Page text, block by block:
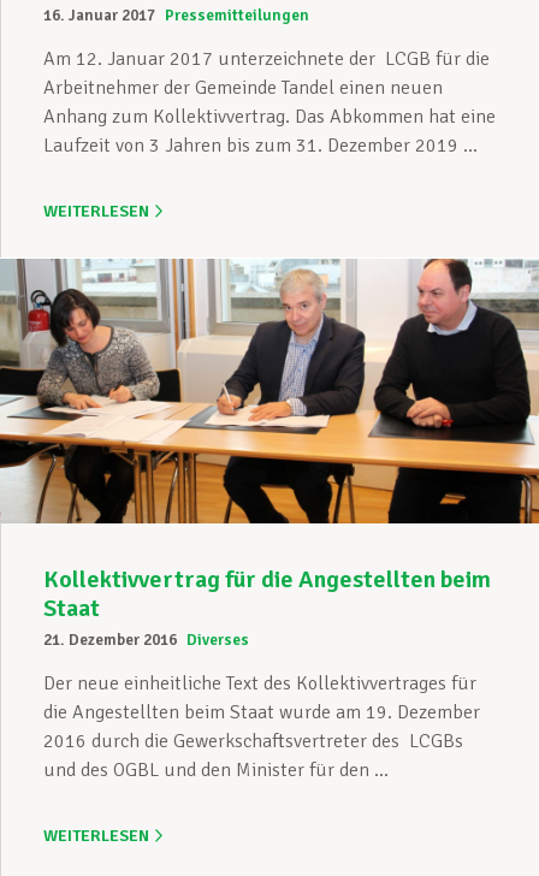
16. Januar 2017 Pressemitteilungen
Am 12. Januar 2017 unterzeichnete der LCGB für die
Arbeitnehmer der Gemeinde Tandel einen neuen
Anhang zum Kollektivvertrag. Das Abkommen hat eine
Laufzeit von 3 Jahren bis zum 31. Dezember 2019 ...
WEITERLESEN
Kollektivvertrag für die Angestellten beim
Staat
21. Dezember 2016 Diverses
Der neue einheitliche Text des Kollektivvertrages für
die Angestellten beim Staat wurde am 19. Dezember
2016 durch die Gewerkschaftsvertreter des LCGBs
und des OGBL und den Minister für den ...
WEITERLESEN